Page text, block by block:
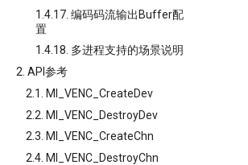
1.4.17. 编码码流输出Buffer配
置
1.4.18. 多进程支持的场景说明
2. API参考
2.1. MI_VENC_CreateDev
2.2. MI_VENC_DestroyDev
2.3. MI_VENC_CreateChn
2.4. MI_VENC_DestroyChn